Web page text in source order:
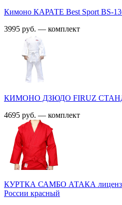
Кимоно КАРАТЕ Best Sport BS-
3995 руб. — комплект
КИМОНО ДЗЮДО FIRUZ
4695 руб. — комплект
КУРТКА САМБО АТАКА
России красный